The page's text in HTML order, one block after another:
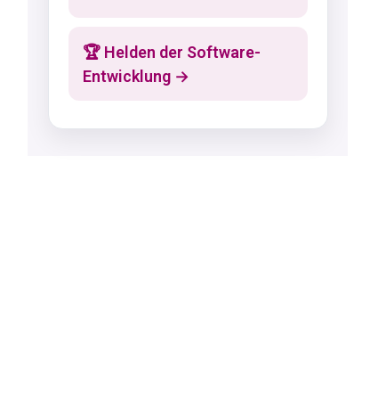
🏆 Helden der Software-
Entwicklung →